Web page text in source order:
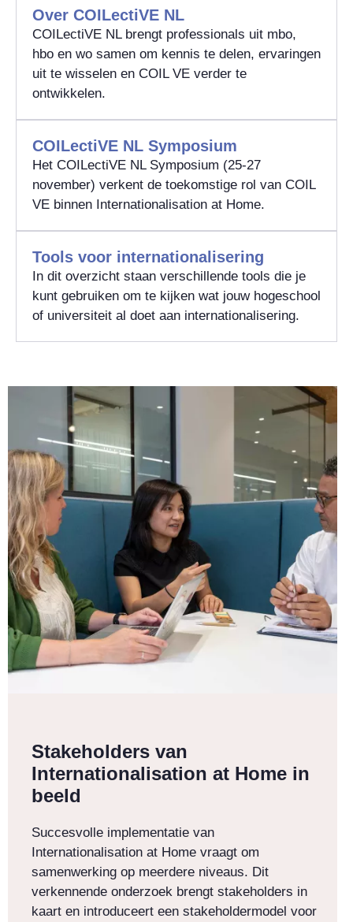
Over COILectiVE NL
COILectiVE NL brengt professionals uit mbo,
hbo en wo samen om kennis te delen, ervaringen
uit te wisselen en COIL VE verder te
ontwikkelen.
COILectiVE NL Symposium
Het COILectiVE NL Symposium (25-27
november) verkent de toekomstige rol van COIL
VE binnen Internationalisation at Home.
Tools voor internationalisering
In dit overzicht staan verschillende tools die je
kunt gebruiken om te kijken wat jouw hogeschool
of universiteit al doet aan internationalisering.
Stakeholders van
Internationalisation at Home in
beeld
Succesvolle implementatie van
Internationalisation at Home vraagt om
samenwerking op meerdere niveaus. Dit
verkennende onderzoek brengt stakeholders in
kaart en introduceert een stakeholdermodel voor